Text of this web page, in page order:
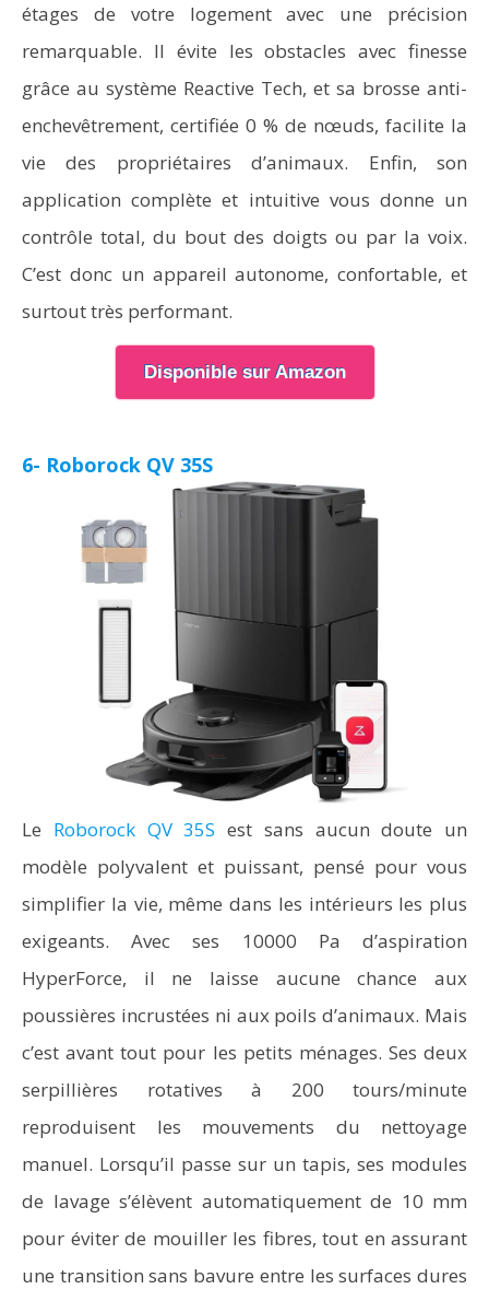
étages de votre logement avec une précision
remarquable. Il évite les obstacles avec finesse
grâce au système Reactive Tech, et sa brosse anti-
enchevêtrement, certifiée 0 % de nœuds, facilite la
vie des propriétaires d’animaux. Enfin, son
application complète et intuitive vous donne un
contrôle total, du bout des doigts ou par la voix.
C’est donc un appareil autonome, confortable, et
surtout très performant.
Disponible sur Amazon
6- Roborock QV 35S
Le Roborock QV 35S est sans aucun doute un
modèle polyvalent et puissant, pensé pour vous
simplifier la vie, même dans les intérieurs les plus
exigeants. Avec ses 10000 Pa d’aspiration
HyperForce, il ne laisse aucune chance aux
poussières incrustées ni aux poils d’animaux. Mais
c’est avant tout pour les petits ménages. Ses deux
serpillières rotatives à 200 tours/minute
reproduisent les mouvements du nettoyage
manuel. Lorsqu’il passe sur un tapis, ses modules
de lavage s’élèvent automatiquement de 10 mm
pour éviter de mouiller les fibres, tout en assurant
une transition sans bavure entre les surfaces dures